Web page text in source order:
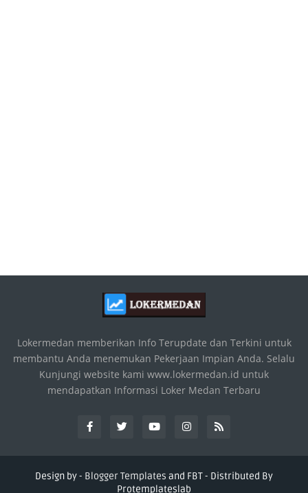
Lokermedan memberikan Info Terupdate dan Terkini untuk
membantu Anda menemukan Pekerjaan Impian Anda. Selalu
Kunjungi website kami www.lokermedan.id untuk
mendapatkan Informasi Loker Medan Terbaru
Design by - Blogger Templates and FBT- Distributed By
Protemplateslab